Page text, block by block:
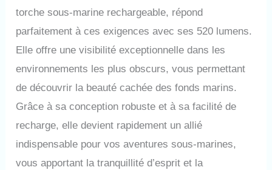
torche sous-marine rechargeable, répond
parfaitement à ces exigences avec ses 520 lumens.
Elle offre une visibilité exceptionnelle dans les
environnements les plus obscurs, vous permettant
de découvrir la beauté cachée des fonds marins.
Grâce à sa conception robuste et à sa facilité de
recharge, elle devient rapidement un allié
indispensable pour vos aventures sous-marines,
vous apportant la tranquillité d’esprit et la